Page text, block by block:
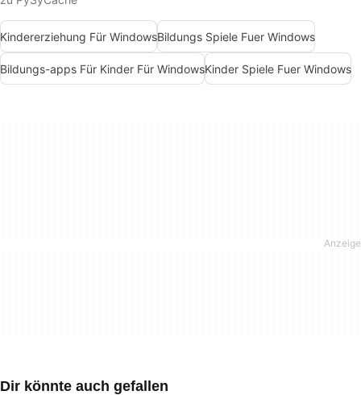
Kindererziehung Für WindowsBildungs Spiele Fuer Windows
Bildungs-apps Für Kinder Für WindowsKinder Spiele Fuer Windows
Dir könnte auch gefallen